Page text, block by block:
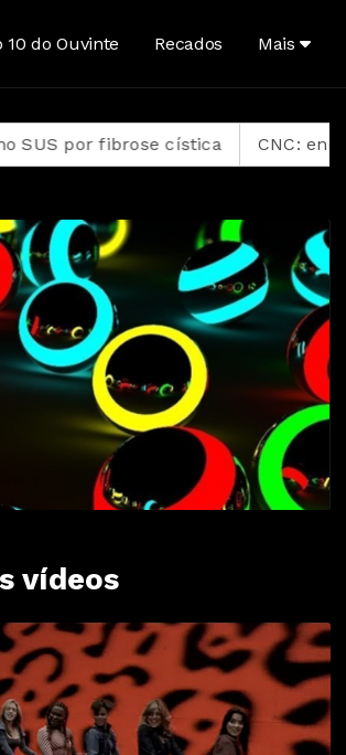
10 do Ouvinte Recados Mais
cística CNC: endividamento
vídeos